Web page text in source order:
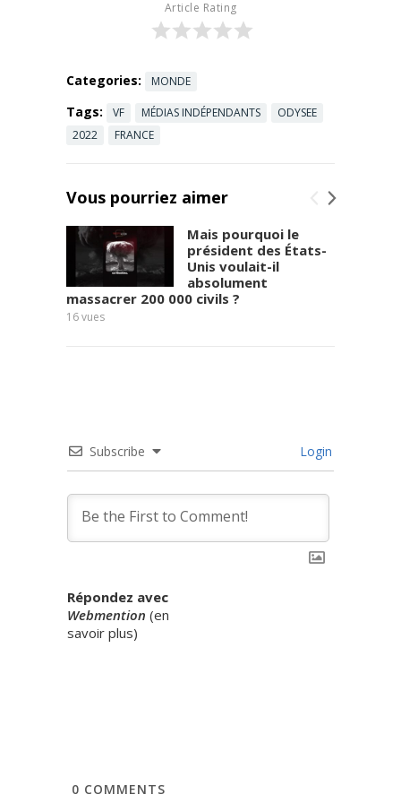
allemand qui
...
Saïd
Bouamama :
Pour
Read more
Article Rating
Categories: MONDE
Tags: VF MÉDIAS INDÉPENDANTS
ODYSEE
2022
FRANCE
Vous pourriez aimer
Mais pourquoi le
président des États-
Unis voulait-il
absolument
massacrer 200 000 civils ?
16vues
Subscribe Login
Répondez avec
Webmention (en
savoir plus)
0 COMMENTS